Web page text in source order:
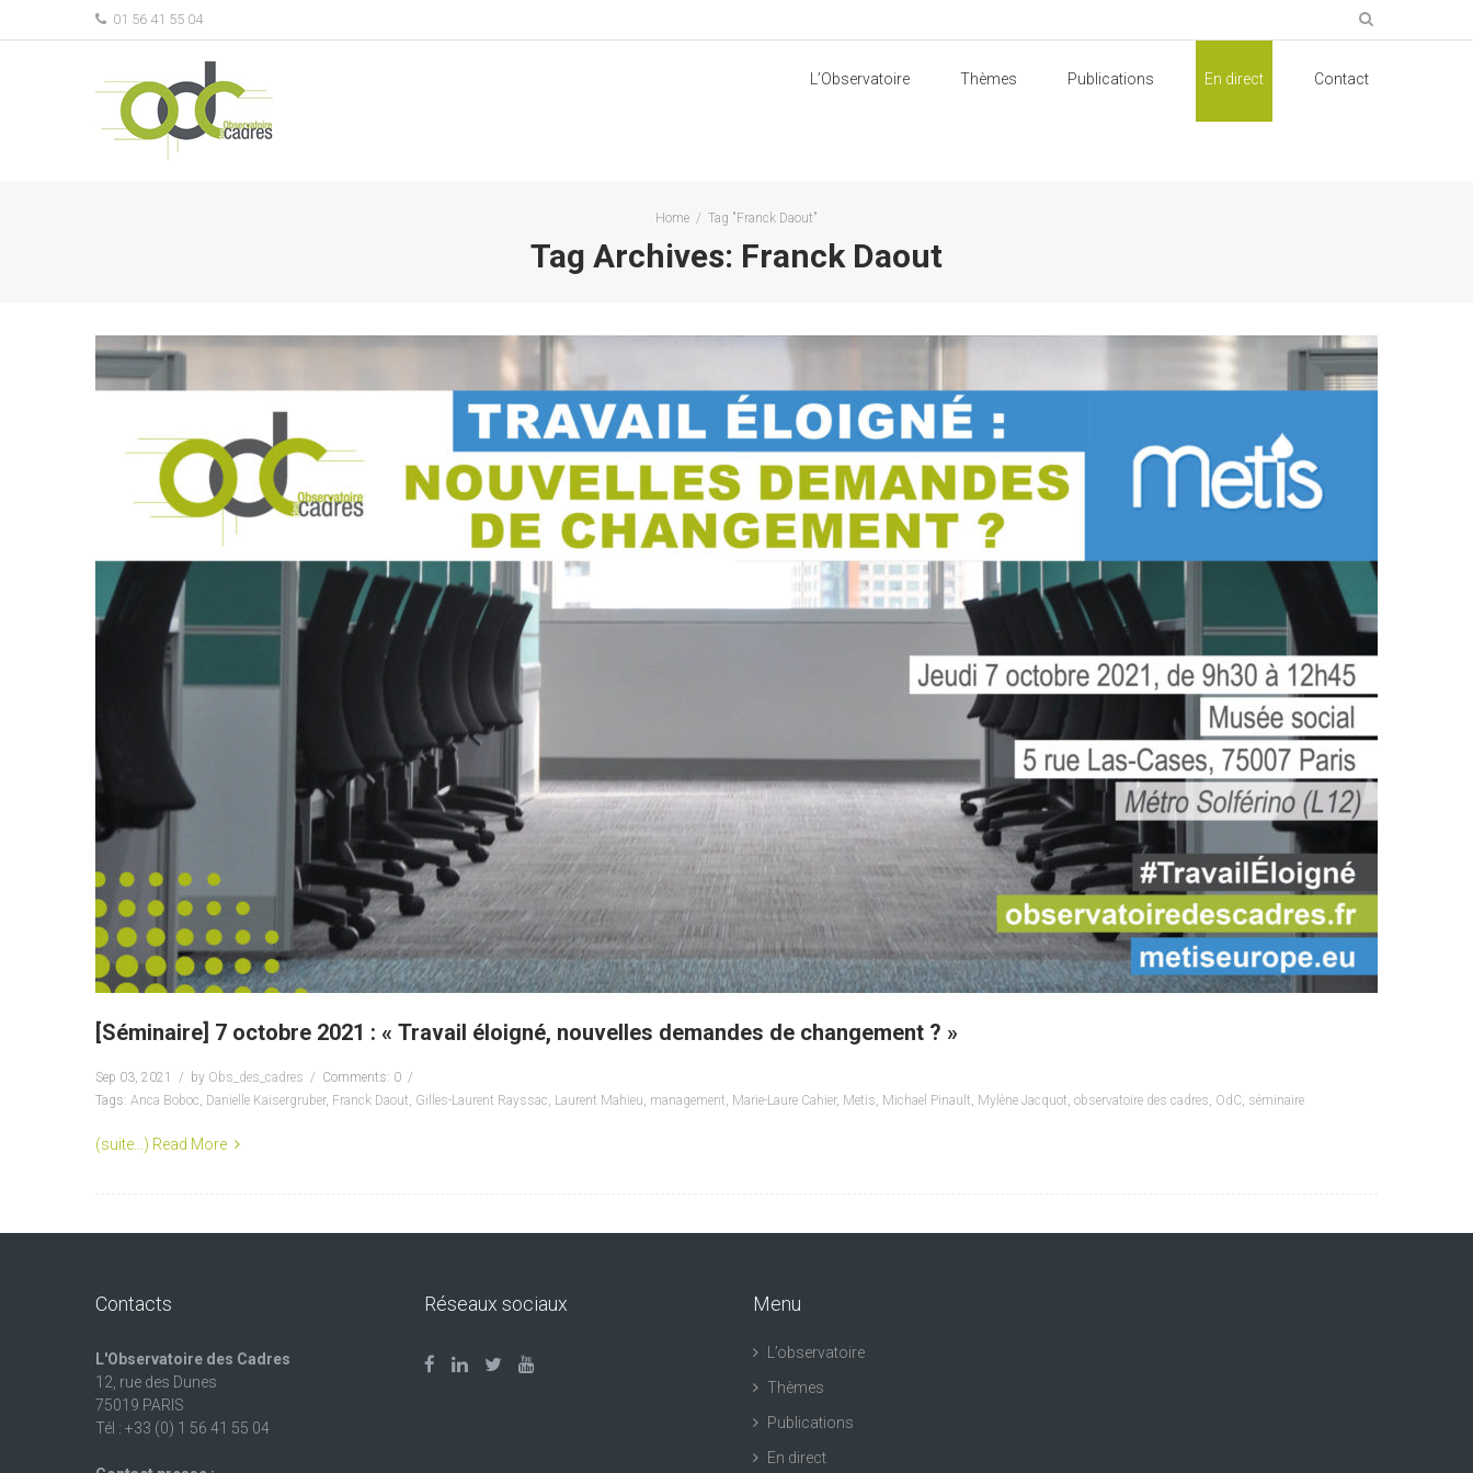
01 56 41 55 04
L’Observatoire Thèmes Publications En direct Contact
Home / Tag "Franck Daout"
Tag Archives: Franck Daout
[Séminaire] 7 octobre 2021 : « Travail éloigné, nouvelles demandes de changement ? »
Sep 03, 2021 by Obs_des_cadres
Comments: 0
Tags: Anca Boboc, Danielle Kaisergruber, Franck Daout, Gilles-Laurent Rayssac, Laurent Mahieu, management, Marie-Laure Cahier, Metis, Michael Pinault, Mylène Jacquot, observatoire des cadres, OdC, séminaire
(suite…) Read More
Contacts
L'Observatoire des Cadres
12, rue des Dunes
75019 PARIS
Tél : +33 (0) 1 56 41 55 04
Réseaux sociaux Menu
L’observatoire
Thèmes
Publications
En direct